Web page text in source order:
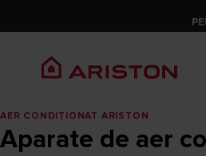
AER CONDIŢIONAT ARISTON
Aparate de aer